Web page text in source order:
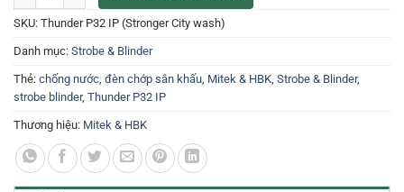
SKU: Thunder P32 IP (Stronger City wash)
Danh mục: Strobe & Blinder
Thẻ: chống nước, đèn chớp sân khấu, Mitek & HBK, Strobe & Blinder,
strobe blinder, Thunder P32 IP
Thương hiệu: Mitek & HBK